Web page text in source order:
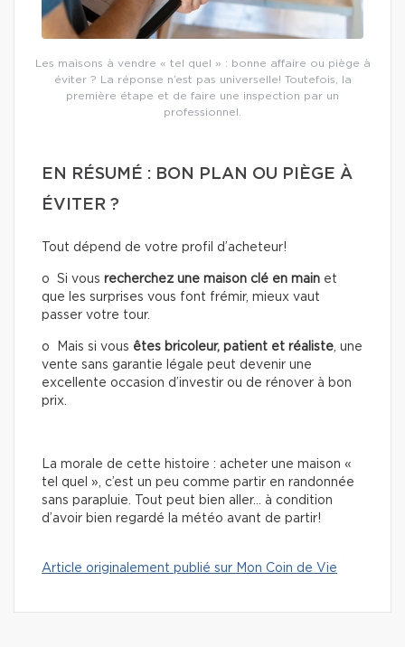
Les maisons à vendre « tel quel » : bonne affaire ou piège à
éviter ? La réponse n’est pas universelle! Toutefois, la
première étape et de faire une inspection par un
professionnel.
EN RÉSUMÉ : BON PLAN OU PIÈGE À
ÉVITER ?
Tout dépend de votre profil d’acheteur!
o Si vous recherchez une maison clé en main et
que les surprises vous font frémir, mieux vaut
passer votre tour.
o Mais si vous êtes bricoleur, patient et réaliste, une
vente sans garantie légale peut devenir une
excellente occasion d’investir ou de rénover à bon
prix.
La morale de cette histoire : acheter une maison «
tel quel », c’est un peu comme partir en randonnée
sans parapluie. Tout peut bien aller… à condition
d’avoir bien regardé la météo avant de partir!
Article originalement publié sur Mon Coin de Vie